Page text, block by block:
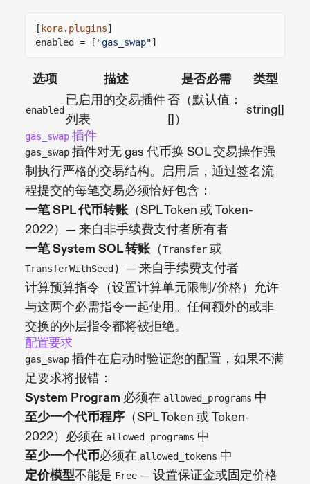
[ kora. plugins]
enabled = [ "gas_swap"]
选项 描述 是否必需 类型
enabled
已启用的交易插件
列表
否（默认值：
[]）
string[]
gas_swap 插件
gas_swap 插件对无 gas 代币换 SOL 交易操作强
制执行严格的交易结构。启用后，通过签名流
程提交的每笔交易必须恰好包含：
一笔 SPL 代币转账（SPL Token 或 Token-
2022）— 来自非手续费支付者所有者
一笔 System SOL 转账（Transfer 或
TransferWithSeed ）— 来自手续费支付者
计算预算指令（设置计算单元限制/价格）允许
与这两个必需指令一起使用。任何额外的或非
交换的外层指令都将被拒绝。
配置要求
gas_swap 插件在启动时验证您的配置，如果不满
足要求将报错：
System Program 必须在 allowed_programs 中
至少一个代币程序 （SPL Token 或 Token-
2022）必须在 allowed_programs 中
至少一个代币必须在 allowed_tokens 中
定价模型不能是 Free — 设置保证金或固定价格